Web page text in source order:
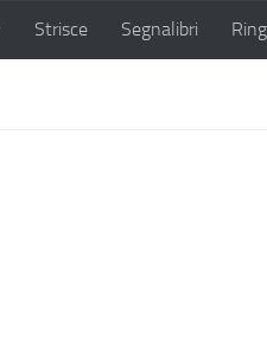
Strisce Segnalibri